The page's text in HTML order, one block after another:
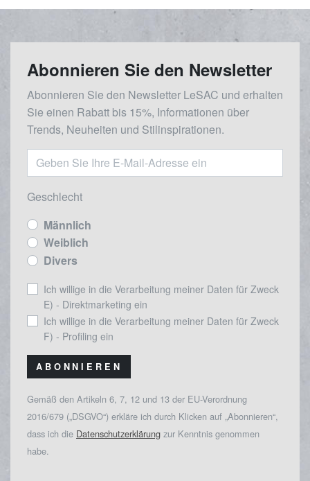
Abonnieren Sie den Newsletter
Abonnieren Sie den Newsletter LeSAC und erhalten
Sie einen Rabatt bis 15%, Informationen über
Trends, Neuheiten und Stilinspirationen.
Geschlecht
Männlich
Weiblich
Divers
Ich willige in die Verarbeitung meiner Daten für Zweck
E) - Direktmarketing ein
Ich willige in die Verarbeitung meiner Daten für Zweck
F) - Profiling ein
ABONNIEREN
Gemäß den Artikeln 6, 7, 12 und 13 der EU-Verordnung
2016/679 („DSGVO“) erkläre ich durch Klicken auf „Abonnieren“,
dass ich die Datenschutzerklärung zur Kenntnis genommen
habe.